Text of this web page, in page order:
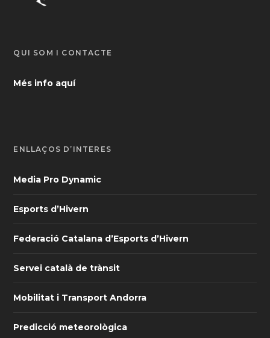
QUI SOM I CONTACTE
Més info aquí
ENLLAÇOS D’INTERÈS
Media Pro Dynamic
Esports d’Hivern
Federació Catalana d’Esports d’Hivern
Servei català de trànsit
Mobilitat i Transport Andorra
Predicció meteorològica